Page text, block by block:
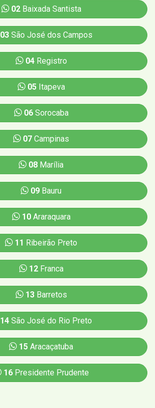
02Baixada Santista
03São José dos Campos
04Registro
05Itapeva
06Sorocaba
07 Campinas
08 Marília
09 Bauru
10Araraquara
11 Ribeirão Preto
12Franca
13Barretos
14 São José do Rio Preto
15 Aracaçatuba
16Presidente Prudente